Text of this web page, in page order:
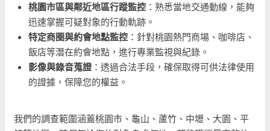
桃園市區與鄰近地區行蹤監控 ：熟悉當地交通動線，能夠
迅速掌握可疑對象的行動軌跡。
特定商圈與約會地點監控 ：針對桃園熱門商場、咖啡店、
飯店等潛在約會地點，進行專業監視與紀錄。
影像與錄音蒐證：透過合法手段，確保取得可供法律使用
的證據，保障您的權益。
我們的調查範圍涵蓋桃園市、龜山、蘆竹、中壢、大園、平